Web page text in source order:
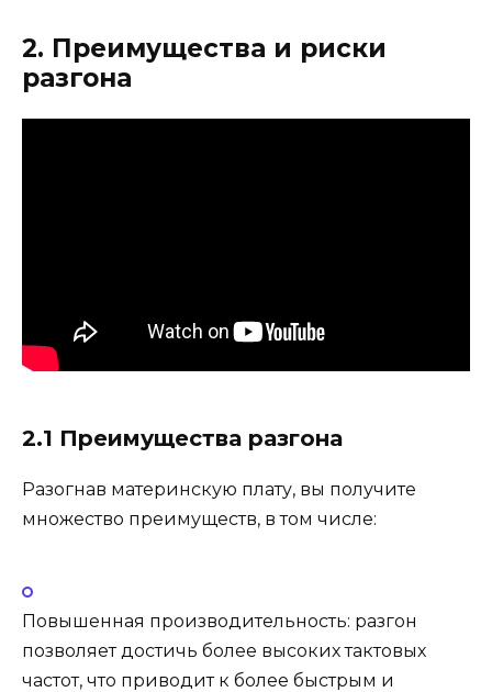
2. Преимущества и риски
разгона
2.1 Преимущества разгона
Разогнав материнскую плату, вы получите
множество преимуществ, в том числе:
Повышенная производительность: разгон
позволяет достичь более высоких тактовых
частот, что приводит к более быстрым и